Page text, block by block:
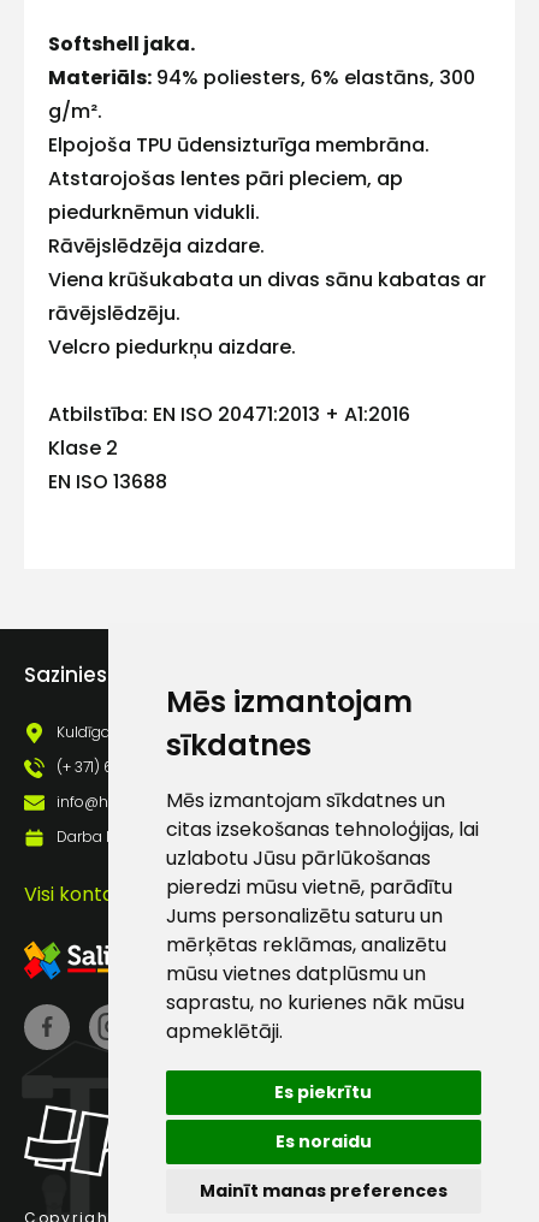
Mēs izmantojam
sīkdatnes
Mēs izmantojam sīkdatnes un
citas izsekošanas tehnoloģijas, lai
uzlabotu Jūsu pārlūkošanas
pieredzi mūsu vietnē, parādītu
Jums personalizētu saturu un
mērķētas reklāmas, analizētu
mūsu vietnes datplūsmu un
saprastu, no kurienes nāk mūsu
apmeklētāji.
Es piekrītu
Es noraidu
Mainīt manas preferences
Softshell jaka.
Materiāls: 94% poliesters, 6% elastāns, 300
g/m².
Elpojoša TPU ūdensizturīga membrāna.
Atstarojošas lentes pāri pleciem, ap
piedurknēmun vidukli.
Rāvējslēdzēja aizdare.
Viena krūšukabata un divas sānu kabatas ar
rāvējslēdzēju.
Velcro piedurkņu aizdare.
Atbilstība: EN ISO 20471:2013 + A1:2016
Klase 2
EN ISO 13688
Copyright © 2025 Hards SIA.
Sazinies ar mums
Kuldīgas iela 69a, Saldus, Saldus nov., LV - 3801
(+ 371) 63 881 186
info@hards.lv
Darba laiks: Darbadienās: 8:00 - 17:00
Visi kontakti
pastā
Sūtīt ziņojumu
Klientu
atbalsts
Darbdienās:
8:00 – 17:00
186
info@hards.lv